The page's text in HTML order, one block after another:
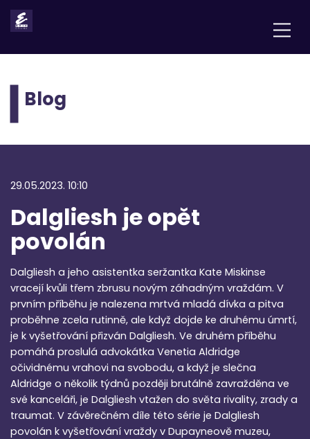
Blog
29.05.2023. 10:10
Dalgliesh je opět
povolán
Dalgliesh a jeho asistentka seržantka Kate Miskinse
vracejí kvůli třem zbrusu novým záhadným vraždám. V
prvním příběhu je nalezena mrtvá mladá dívka a pitva
proběhne zcela rutinně, ale když dojde ke druhému úmrtí,
je k vyšetřování přizván Dalgliesh. Ve druhém příběhu
pomáhá proslulá advokátka Venetia Aldridge
očividnému vrahovi na svobodu, a když je slečna
Aldridge o několik týdnů později brutálně zavražděna ve
své kanceláři, je Dalgliesh vtažen do světa rivality, zrady a
traumat. V závěrečném díle této série je Dalgliesh
povolán k vyšetřování vraždy v Dupayneově muzeu,